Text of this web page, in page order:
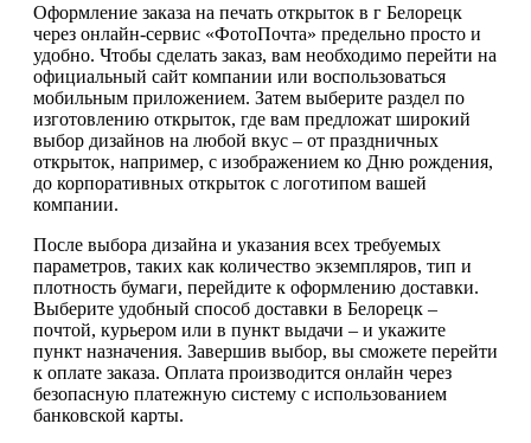
Оформление заказа на печать открыток в г Белорецк
через онлайн-сервис «ФотоПочта» предельно просто и
удобно. Чтобы сделать заказ, вам необходимо перейти на
официальный сайт компании или воспользоваться
мобильным приложением. Затем выберите раздел по
изготовлению открыток, где вам предложат широкий
выбор дизайнов на любой вкус – от праздничных
открыток, например, с изображением ко Дню рождения,
до корпоративных открыток с логотипом вашей
компании.
После выбора дизайна и указания всех требуемых
параметров, таких как количество экземпляров, тип и
плотность бумаги, перейдите к оформлению доставки.
Выберите удобный способ доставки в Белорецк –
почтой, курьером или в пункт выдачи – и укажите
пункт назначения. Завершив выбор, вы сможете перейти
к оплате заказа. Оплата производится онлайн через
безопасную платежную систему с использованием
банковской карты.